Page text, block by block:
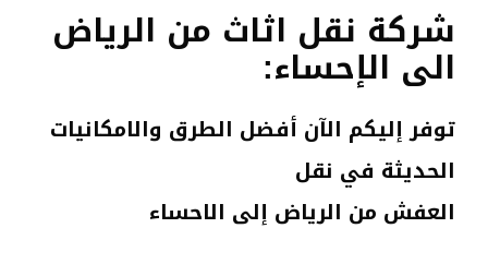
شركة نقل اثاث من الرياض
الى الإحساء:
توفر إليكم الآن أفضل الطرق والامكانيات
الحديثة في نقل
العفش من الرياض إلى الاحساء